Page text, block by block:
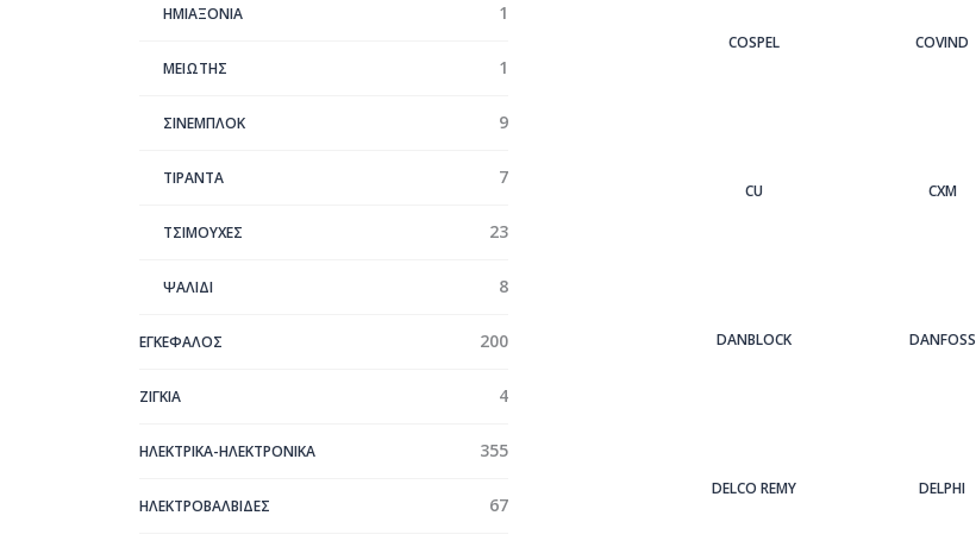
ΗΜΙΑΞΟΝΙΑ 1
ΜΕΙΩΤΗΣ 1
ΣΙΝΕΜΠΛΟΚ 9
ΤΙΡΑΝΤΑ 7
ΤΣΙΜΟΥΧΕΣ 23
ΨΑΛΙΔΙ 8
ΕΓΚΕΦΑΛΟΣ 200
ΖΙΓΚΙΑ 4
ΗΛΕΚΤΡΙΚΑ-ΗΛΕΚΤΡΟΝΙΚΑ 355
ΗΛΕΚΤΡΟΒΑΛΒΙΔΕΣ 67
COSPEL COVIND
CU CXM
DANBLOCK DANFOSS
DELCO REMY DELPHI